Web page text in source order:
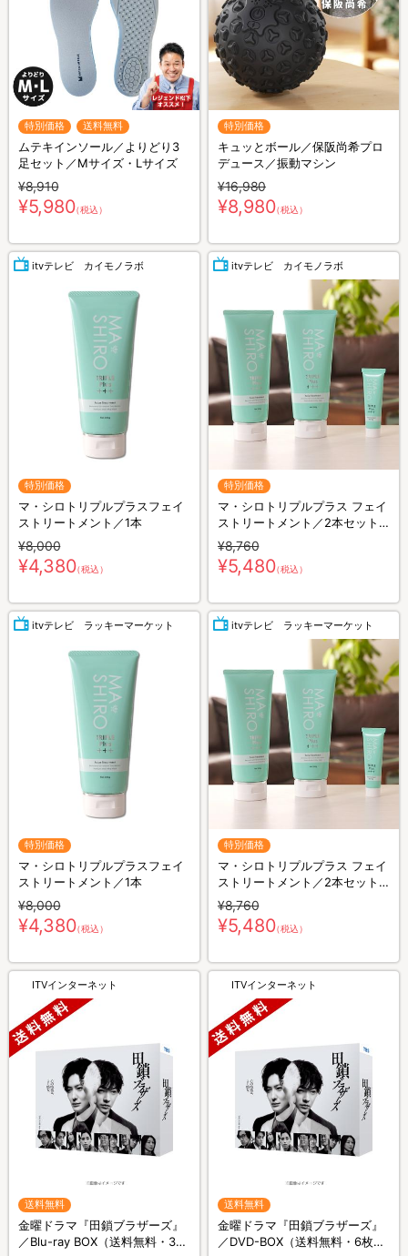
特別価格 送料無料
ムテキインソール／よりどり3
足セット／Mサイズ・Lサイズ
¥8,910
¥5,980（税込）
特別価格
キュッとボール／保阪尚希プロ
デュース／振動マシン
¥16,980
¥8,980（税込）
itvテレビ カイモノラボ
特別価格
マ・シロトリプルプラスフェイ
ストリートメント／1本
¥8,000
¥4,380（税込）
itvテレビ カイモノラボ
特別価格
マ・シロトリプルプラス フェイ
ストリートメント／2本セット
(ミニマ・シロトリプルプラス
20g付き)
¥8,760
¥5,480（税込）
itvテレビ ラッキーマーケット
特別価格
マ・シロトリプルプラスフェイ
ストリートメント／1本
¥8,000
¥4,380（税込）
itvテレビ ラッキーマーケット
特別価格
マ・シロトリプルプラス フェイ
ストリートメント／2本セット
(ミニマ・シロトリプルプラス
20g付き)
¥8,760
¥5,480（税込）
ITVインターネット
送料無料
金曜ドラマ『田鎖ブラザーズ』
／Blu-ray BOX（送料無料・3枚
ITVインターネット
送料無料
金曜ドラマ『田鎖ブラザーズ』
／DVD-BOX（送料無料・6枚